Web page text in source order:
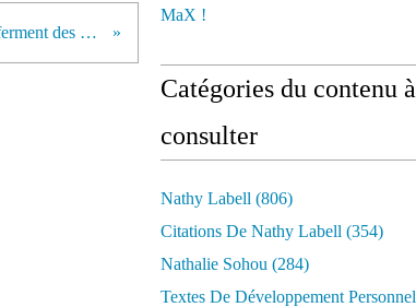
Les épreuves de la vie renferment des cadeaux
MaX !
Catégories du contenu à
consulter
Nathy Labell (806)
Citations De Nathy Labell (354)
Nathalie Sohou (284)
Textes De Développement Personnel